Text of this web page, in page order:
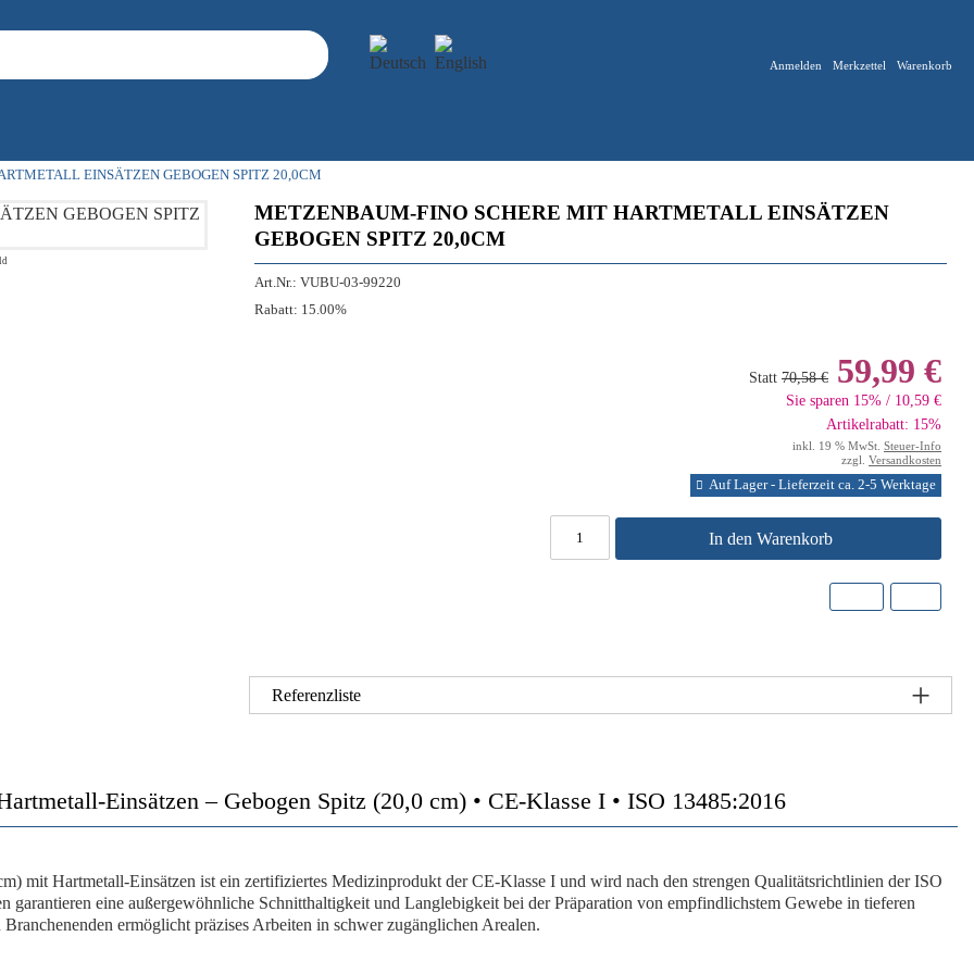
Anmelden Merkzettel Warenkorb
EINSÄTZEN GEBOGEN SPITZ 20,0CM
METZENBAUM-FINO SCHERE MIT HARTMETALL EINSÄTZEN
GEBOGEN SPITZ 20,0CM
Art.Nr.: VUBU-03-99220
Rabatt: 15.00%
Statt 70,58 € 59,99 €
Sie sparen 15% / 10,59 €
Artikelrabatt: 15%
inkl. 19 % MwSt. Steuer-Info
zzgl. Versandkosten
Auf Lager - Lieferzeit ca. 2-5 Werktage
In den Warenkorb
Referenzliste
Einsätzen – Gebogen Spitz (20,0 cm) • CE-Klasse I • ISO 13485:2016
mit Hartmetall-Einsätzen ist ein zertifiziertes Medizinprodukt der CE-Klasse I und wird nach den strengen Qualitätsrichtlinien der ISO
eine außergewöhnliche Schnitthaltigkeit und Langlebigkeit bei der Präparation von empfindlichstem Gewebe in tieferen
ermöglicht präzises Arbeiten in schwer zugänglichen Arealen.